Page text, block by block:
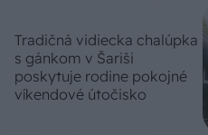
Tradičná vidiecka chalúpka
s gánkom v Šariši
poskytuje rodine pokojné
víkendové útočisko